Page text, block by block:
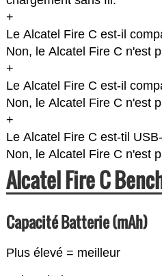
+
Le Alcatel Fire C est-il
Non, le Alcatel Fire C n'est
+
Le Alcatel Fire C est-il
Non, le Alcatel Fire C n'est
+
Le Alcatel Fire C est-til
Non, le Alcatel Fire C n'est
Alcatel Fire C
Capacité Batterie (mAh)
Plus élevé = meilleur